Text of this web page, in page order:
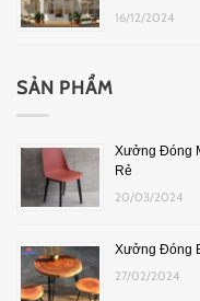
16/12/2024
SẢN PHẨM
Xưởng Đóng
Rẻ
20/03/2024
Xưởng Đóng
27/02/2024